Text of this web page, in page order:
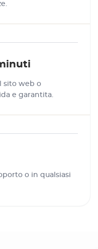
sito web o
e garantita.
o in qualsiasi